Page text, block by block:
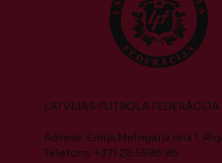
LATVIJAS FUTBOLA FEDERĀCIJA
Adrese: Emiļa Melngaiļa iela 1,
Telefons: +371 28 5598 98